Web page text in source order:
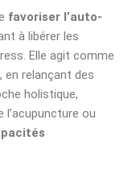
favoriser l’auto-
à libérer les
Elle agit comme
en relançant des
holistique,
l’acupuncture ou